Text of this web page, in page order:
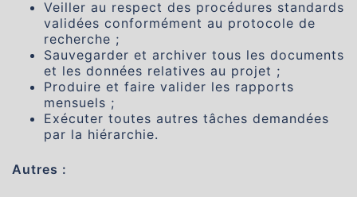
Veiller au respect des procédures standards
validées conformément au protocole de
recherche ;
Sauvegarder et archiver tous les documents
et les données relatives au projet ;
Produire et faire valider les rapports
mensuels ;
Exécuter toutes autres tâches demandées
par la hiérarchie.
Autres :